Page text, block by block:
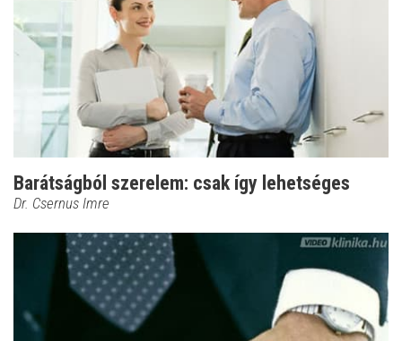
Barátságból szerelem: csak így lehetséges
Dr. Csernus Imre